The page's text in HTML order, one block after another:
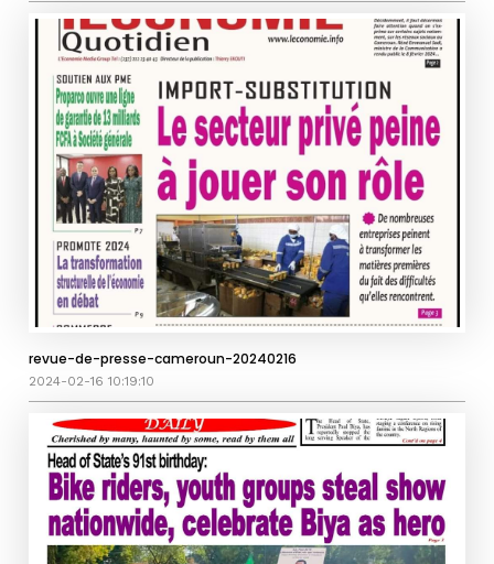
revue-de-presse-cameroun-20240216
2024-02-16 10:19:10